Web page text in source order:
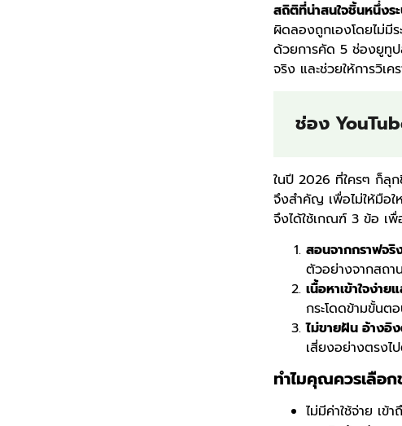
สถิติที่น่าสนใจชิ้นหนึ่งร
ผิดลองถูกเองโดยไม่มี
ด้วยการคัด 5 ช่องยูทูป
จริง และช่วยให้การวิเ
ช่อง
ในปี 2026 ที่ใครๆ ก็ลุก
จึงสำคัญ เพื่อไม่ให้มือใ
จึงได้ใช้เกณฑ์ 3 ข้อ เ
สอนจากกราฟจ
ตัวอย่างจากสถา
เนื้อหาเข้าใจง่าย
กระโดดข้ามขั้นต
ไม่ขายฝัน อ้างอิ
เสี่ยงอย่างตรงไป
ทำไมคุณควรเลือ
ไม่มีค่าใช้จ่าย เ